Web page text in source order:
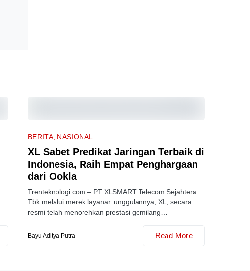
BERITA NASIONAL
XL Sabet Predikat Jaringan Terbaik di
Indonesia, Raih Empat Penghargaan
dari Ookla
Trenteknologi.com – PT XLSMART Telecom Sejahtera
Tbk melalui merek layanan unggulannya, XL, secara
resmi telah menorehkan prestasi gemilang…
Bayu Aditya Putra Read More